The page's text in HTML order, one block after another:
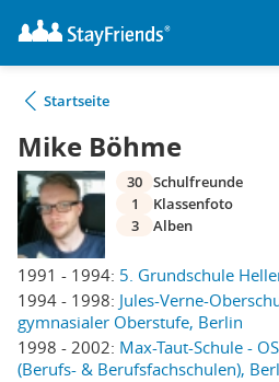
Startseite
Mike Böhme
1991 - 1994: 5. Grundschule
1994 - 1998: Jules-Verne-
gymnasialer Oberstufe, Berlin
1998 - 2002: Max-Taut-Schule -
(Berufs- & Berufsfachschulen),
30 Schulfreunde
1
Klassenfoto
3
Alben